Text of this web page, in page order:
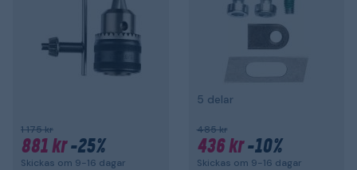
1 175 kr
881 kr-25%
Skickas om 9-16 dagar
5 delar
485 kr
436 kr-10%
Skickas om 9-16 dagar